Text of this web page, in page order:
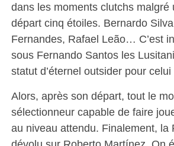
dans les moments clutchs malgré
départ cinq étoiles. Bernardo
Fernandes, Rafael Leão… C’est
sous Fernando Santos les
statut d’éternel outsider pour
Alors, après son départ, tout le
sélectionneur capable de faire
au niveau attendu. Finalement, la